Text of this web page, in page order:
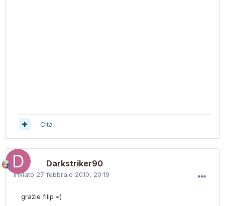
Cita
Darkstriker90
Inviato 27 febbraio 2010, 20:19
grazie filip =)